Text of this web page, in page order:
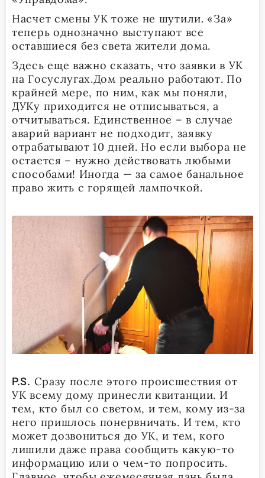
Насчет смены УК тоже не шутили. «За»
теперь однозначно выступают все
оставшиеся без света жители дома.
Здесь еще важно сказать, что заявки в УК
на Госуслугах.Дом реально работают. По
крайней мере, по ним, как мы поняли,
ДУКу приходится не отписываться, а
отчитываться. Единственное – в случае
аварий вариант не подходит, заявку
отрабатывают 10 дней. Но если выбора не
остается – нужно действовать любыми
способами! Иногда — за самое банальное
право жить с горящей лампочкой.
P.S. Сразу после этого происшествия от
УК всему дому принесли квитанции. И
тем, кто был со светом, и тем, кому из-за
него пришлось понервничать. И тем, кто
может дозвониться до УК, и тем, кого
лишили даже права сообщить какую-то
информацию или о чем-то попросить.